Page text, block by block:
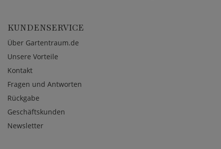
KUNDENSERVICE
Über Gartentraum.de
Unsere Vorteile
Kontakt
Fragen und Antworten
Rückgabe
Geschäftskunden
Newsletter